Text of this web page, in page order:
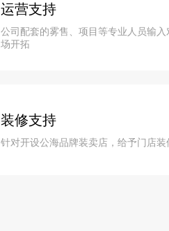
运营支持
公司配套的雾售、项目等专业人员输
场开拓
装修支持
针对开设公海品牌装卖店，给予门店装